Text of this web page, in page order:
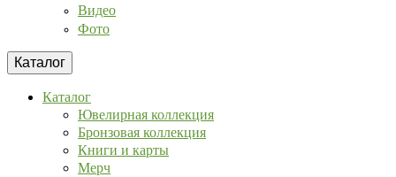
Видео
Фото
Каталог
Каталог
Ювелирная коллекция
Бронзовая коллекция
Книги и карты
Мерч